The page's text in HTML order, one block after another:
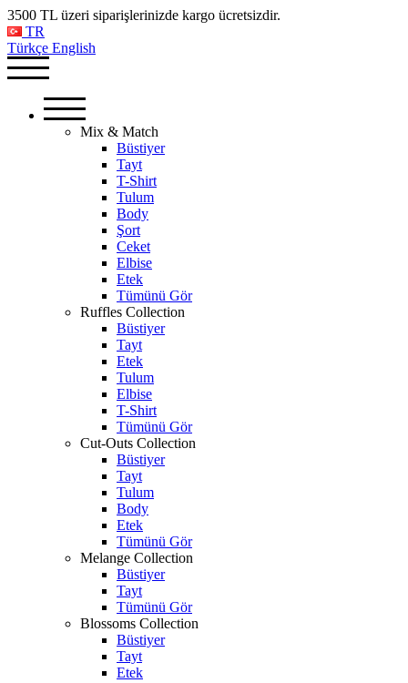
3500 TL üzeri siparişlerinizde kargo ücretsizdir.
TR
Türkçe English
Mix & Match
Büstiyer
Tayt
T-Shirt
Tulum
Body
Şort
Ceket
Elbise
Etek
Tümünü Gör
Ruffles Collection
Büstiyer
Tayt
Etek
Tulum
Elbise
T-Shirt
Tümünü Gör
Cut-Outs Collection
Büstiyer
Tayt
Tulum
Body
Etek
Tümünü Gör
Melange Collection
Büstiyer
Tayt
Tümünü Gör
Blossoms Collection
Büstiyer
Tayt
Etek